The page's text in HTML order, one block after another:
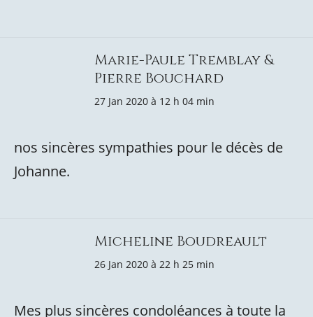
Marie-Paule Tremblay &
Pierre Bouchard
27 Jan 2020 à 12 h 04 min
nos sincères sympathies pour le décès de
Johanne.
Micheline Boudreault
26 Jan 2020 à 22 h 25 min
Mes plus sincères condoléances à toute la